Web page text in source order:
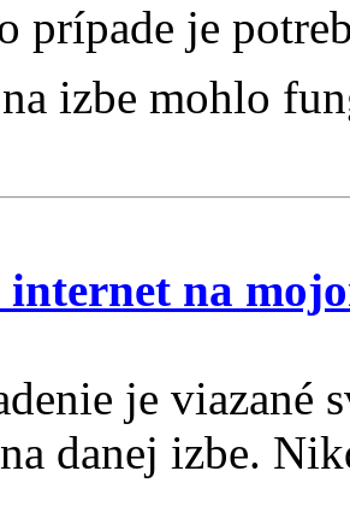
prípade je
izbe mohlo
na
je viazané
danej izbe.